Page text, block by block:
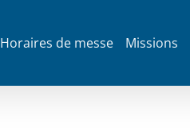
Horaires de messe Missions